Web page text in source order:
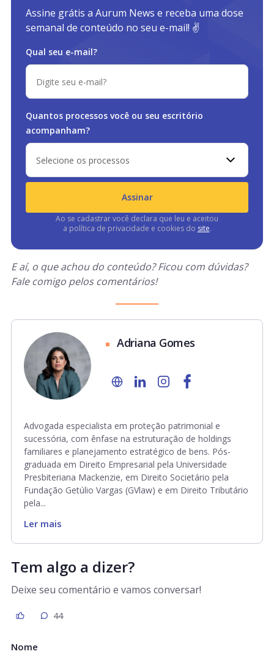
Assine grátis a Aurum News e receba uma dose
semanal de conteúdo no seu e-mail! ✌️
Qual seu e-mail?
Quantos processos você ou seu escritório
acompanham?
Selecione os processos
Assinar
Ao se cadastrar você declara que leu e aceitou
a política de privacidade e cookies do site.
E aí, o que achou do conteúdo? Ficou com dúvidas?
Fale comigo pelos comentários!
Adriana Gomes
Advogada especialista em proteção patrimonial e
sucessória, com ênfase na estruturação de holdings
familiares e planejamento estratégico de bens. Pós-
graduada em Direito Empresarial pela Universidade
Presbiteriana Mackenzie, em Direito Societário pela
Fundação Getúlio Vargas (GVlaw) e em Direito Tributário
pela...
Ler mais
Tem algo a dizer?
Deixe seu comentário e vamos conversar!
44
Nome